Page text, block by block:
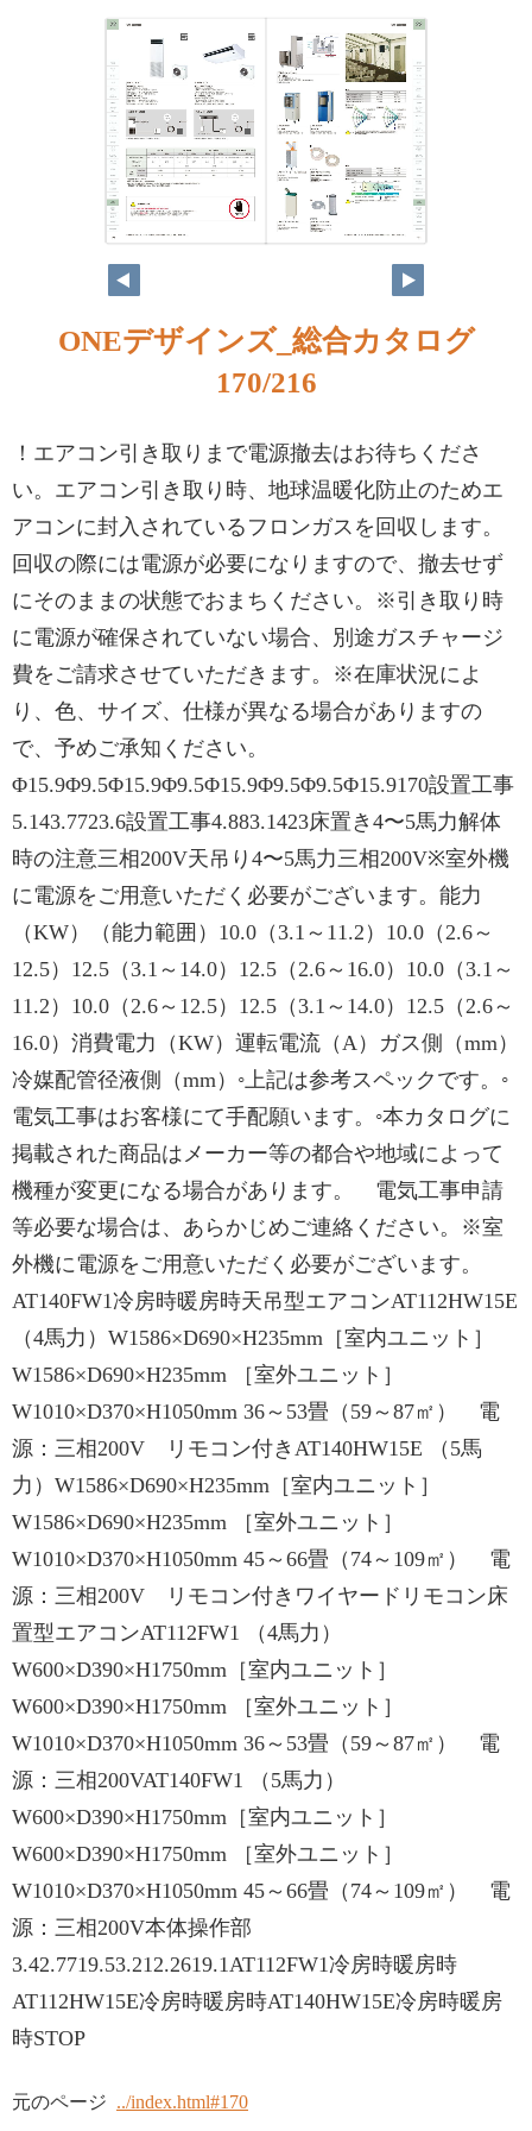
ONEデザインズ_総合カタログ
170/216
！エアコン引き取りまで電源撤去はお待ちくださ
い。エアコン引き取り時、地球温暖化防止のためエ
アコンに封入されているフロンガスを回収します。
回収の際には電源が必要になりますので、撤去せず
にそのままの状態でおまちください。※引き取り時
に電源が確保されていない場合、別途ガスチャージ
費をご請求させていただきます。※在庫状況によ
り、色、サイズ、仕様が異なる場合がありますの
で、予めご承知ください。
Φ15.9Φ9.5Φ15.9Φ9.5Φ15.9Φ9.5Φ9.5Φ15.9170設置工事
5.143.7723.6設置工事4.883.1423床置き4〜5馬力解体
時の注意三相200V天吊り4〜5馬力三相200V※室外機
に電源をご用意いただく必要がございます。能力
（KW）（能力範囲）10.0（3.1～11.2）10.0（2.6～
12.5）12.5（3.1～14.0）12.5（2.6～16.0）10.0（3.1～
11.2）10.0（2.6～12.5）12.5（3.1～14.0）12.5（2.6～
16.0）消費電力（KW）運転電流（A）ガス側（mm）
冷媒配管径液側（mm）◦上記は参考スペックです。◦
電気工事はお客様にて手配願います。◦本カタログに
掲載された商品はメーカー等の都合や地域によって
機種が変更になる場合があります。 電気工事申請
等必要な場合は、あらかじめご連絡ください。※室
外機に電源をご用意いただく必要がございます。
AT140FW1冷房時暖房時天吊型エアコンAT112HW15E
（4馬力）W1586×D690×H235mm［室内ユニット］
W1586×D690×H235mm ［室外ユニット］
W1010×D370×H1050mm 36～53畳（59～87㎡） 電
源：三相200V リモコン付きAT140HW15E （5馬
力）W1586×D690×H235mm［室内ユニット］
W1586×D690×H235mm ［室外ユニット］
W1010×D370×H1050mm 45～66畳（74～109㎡） 電
源：三相200V リモコン付きワイヤードリモコン床
置型エアコンAT112FW1 （4馬力）
W600×D390×H1750mm［室内ユニット］
W600×D390×H1750mm ［室外ユニット］
W1010×D370×H1050mm 36～53畳（59～87㎡） 電
源：三相200VAT140FW1 （5馬力）
W600×D390×H1750mm［室内ユニット］
W600×D390×H1750mm ［室外ユニット］
W1010×D370×H1050mm 45～66畳（74～109㎡） 電
源：三相200V本体操作部
3.42.7719.53.212.2619.1AT112FW1冷房時暖房時
AT112HW15E冷房時暖房時AT140HW15E冷房時暖房
時STOP
元のページ ../index.html#170